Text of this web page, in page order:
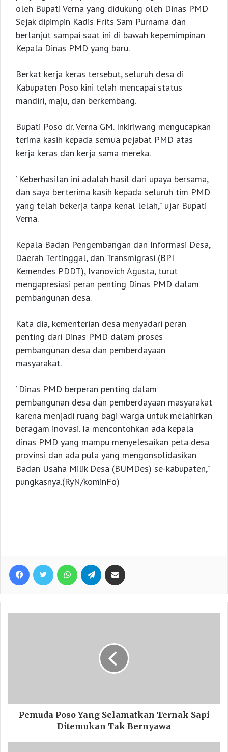
oleh Bupati Verna yang didukung oleh Dinas PMD
Sejak dipimpin Kadis Frits Sam Purnama dan
berlanjut sampai saat ini di bawah kepemimpinan
Kepala Dinas PMD yang baru.
Berkat kerja keras tersebut, seluruh desa di
Kabupaten Poso kini telah mencapai status
mandiri, maju, dan berkembang.
Bupati Poso dr. Verna GM. Inkiriwang mengucapkan
terima kasih kepada semua pejabat PMD atas
kerja keras dan kerja sama mereka.
“Keberhasilan ini adalah hasil dari upaya bersama,
dan saya berterima kasih kepada seluruh tim PMD
yang telah bekerja tanpa kenal lelah,” ujar Bupati
Verna.
Kepala Badan Pengembangan dan Informasi Desa,
Daerah Tertinggal, dan Transmigrasi (BPI
Kemendes PDDT), Ivanovich Agusta, turut
mengapresiasi peran penting Dinas PMD dalam
pembangunan desa.
Kata dia, kementerian desa menyadari peran
penting dari Dinas PMD dalam proses
pembangunan desa dan pemberdayaan
masyarakat.
“Dinas PMD berperan penting dalam
pembangunan desa dan pemberdayaan masyarakat
karena menjadi ruang bagi warga untuk melahirkan
beragam inovasi. Ia mencontohkan ada kepala
dinas PMD yang mampu menyelesaikan peta desa
provinsi dan ada pula yang mengonsolidasikan
Badan Usaha Milik Desa (BUMDes) se-kabupaten,”
pungkasnya.(RyN/kominFo)
Facebook Twitter WhatsApp Telegram
Pemuda Poso Yang Selamatkan Ternak Sapi
Ditemukan Tak Bernyawa